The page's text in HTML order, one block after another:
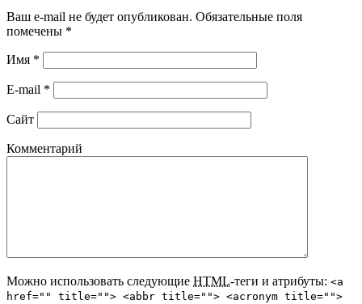
Ваш e-mail не будет опубликован. Обязательные поля
помечены *
Имя *
E-mail *
Сайт
Комментарий
Можно использовать следующие HTML-теги и атрибуты: <a
href="" title=""> <abbr title=""> <acronym title="">